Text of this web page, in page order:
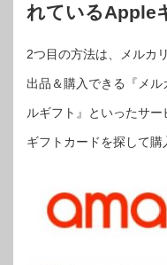
れているApple
2つ目の方法は、メルカ
出品＆購入できる『メ
ルギフト』といったサ
ギフトカードを探して購